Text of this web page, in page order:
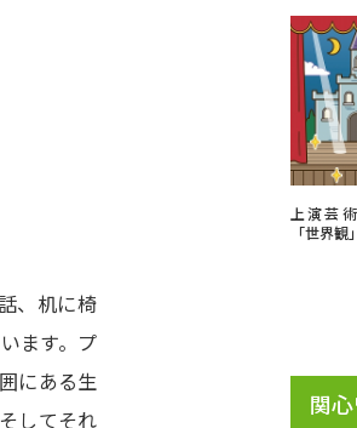
小学校教員資格認定試験
る内容や特徴を調べる
学部・学科特集
ンス特集
、机に椅
ます。プ
にある生
してそれ
上演芸
「世界観
関